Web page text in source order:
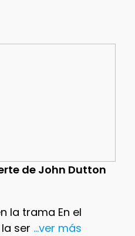
de John Dutton
la trama En el
ser ...ver más